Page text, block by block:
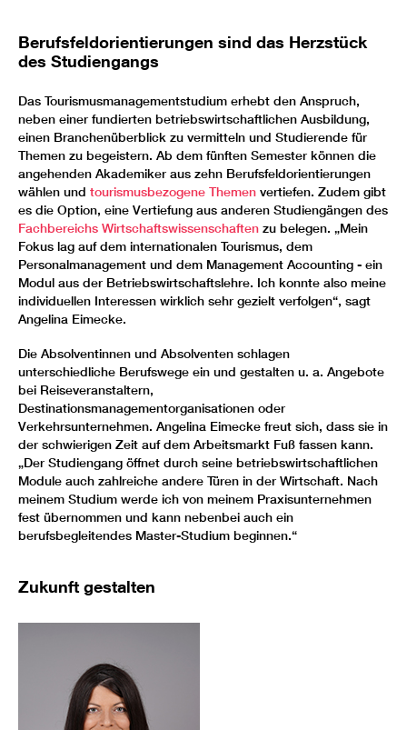
Berufsfeldorientierungen sind das Herzstück
des Studiengangs
Das Tourismusmanagementstudium erhebt den Anspruch,
neben einer fundierten betriebswirtschaftlichen Ausbildung,
einen Branchenüberblick zu vermitteln und Studierende für
Themen zu begeistern. Ab dem fünften Semester können die
angehenden Akademiker aus zehn Berufsfeldorientierungen
wählen und tourismusbezogene Themen vertiefen. Zudem gibt
es die Option, eine Vertiefung aus anderen Studiengängen des
Fachbereichs Wirtschaftswissenschaften zu belegen. „Mein
Fokus lag auf dem internationalen Tourismus, dem
Personalmanagement und dem Management Accounting - ein
Modul aus der Betriebswirtschaftslehre. Ich konnte also meine
individuellen Interessen wirklich sehr gezielt verfolgen“, sagt
Angelina Eimecke.
Die Absolventinnen und Absolventen schlagen
unterschiedliche Berufswege ein und gestalten u. a. Angebote
bei Reiseveranstaltern,
Destinationsmanagementorganisationen oder
Verkehrsunternehmen. Angelina Eimecke freut sich, dass sie in
der schwierigen Zeit auf dem Arbeitsmarkt Fuß fassen kann.
„Der Studiengang öffnet durch seine betriebswirtschaftlichen
Module auch zahlreiche andere Türen in der Wirtschaft. Nach
meinem Studium werde ich von meinem Praxisunternehmen
fest übernommen und kann nebenbei auch ein
berufsbegleitendes Master-Studium beginnen.“
Zukunft gestalten